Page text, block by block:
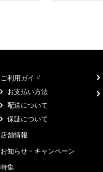
ご利用ガイド
お支払い方法
配送について
保証について
店舗情報
お知らせ・キャンペーン
特集